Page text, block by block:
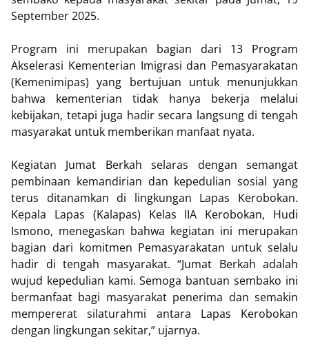
September 2025.
Program ini merupakan bagian dari 13 Program
Akselerasi Kementerian Imigrasi dan Pemasyarakatan
(Kemenimipas) yang bertujuan untuk menunjukkan
bahwa kementerian tidak hanya bekerja melalui
kebijakan, tetapi juga hadir secara langsung di tengah
masyarakat untuk memberikan manfaat nyata.
Kegiatan Jumat Berkah selaras dengan semangat
pembinaan kemandirian dan kepedulian sosial yang
terus ditanamkan di lingkungan Lapas Kerobokan.
Kepala Lapas (Kalapas) Kelas IIA Kerobokan, Hudi
Ismono, menegaskan bahwa kegiatan ini merupakan
bagian dari komitmen Pemasyarakatan untuk selalu
hadir di tengah masyarakat. “Jumat Berkah adalah
wujud kepedulian kami. Semoga bantuan sembako ini
bermanfaat bagi masyarakat penerima dan semakin
mempererat silaturahmi antara Lapas Kerobokan
dengan lingkungan sekitar,” ujarnya.